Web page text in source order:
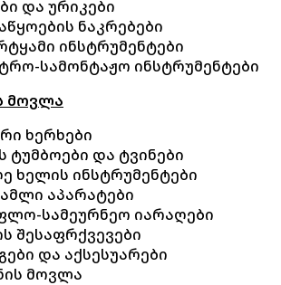
და ურიკები
ნაკრებები
ინსტრუმენტები
სამონტაჟო ინსტრუმენტები
მოვლა
ხერხები
ტუმბოები და ტვინები
ხელის ინსტრუმენტები
აპარატები
სამეურნეო იარაღები
შესაფრქვევები
და აქსესუარები
მოვლა